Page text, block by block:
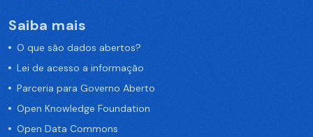
Saiba mais
O que são dados abertos?
Lei de acesso a informação
Parceria para Governo Aberto
Open Knowledge Foundation
Open Data Commons